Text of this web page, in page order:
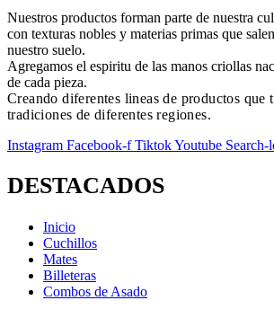
Nuestros productos forman parte de nuestra
con texturas nobles y materias primas que
nuestro suelo.
Agregamos el espiritu de las manos criollas
de cada pieza.
Creando diferentes lineas de productos que
tradiciones de diferentes regiones.
Instagram Facebook-f TiktokYoutube Search-
DESTACADOS
Inicio
Cuchillos
Mates
Billeteras
Combos de Asado